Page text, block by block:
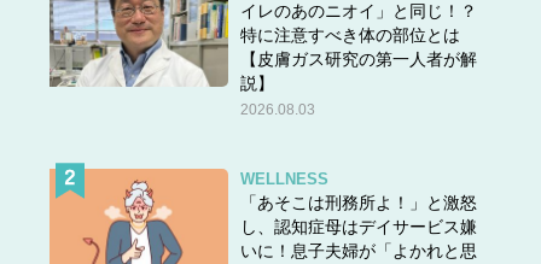
イレのあのニオイ」と同じ！？
特に注意すべき体の部位とは
【皮膚ガス研究の第一人者が解
説】
2026.08.03
WELLNESS
「あそこは刑務所よ！」と激怒
し、認知症母はデイサービス嫌
いに！息子夫婦が「よかれと思